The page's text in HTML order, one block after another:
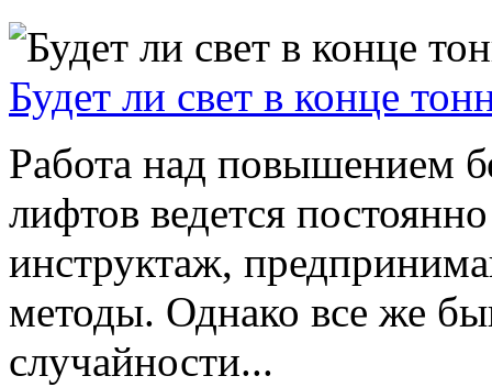
Будет ли свет в конце
Работа над повышением
лифтов ведется
инструктаж,
методы. Однако все же
случайности...